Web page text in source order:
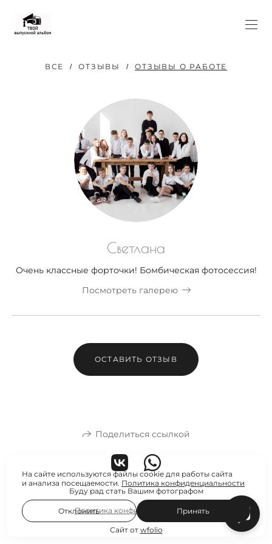
ВСЕ ОТЗЫВЫ ОТЗЫВЫ О РАБОТЕ
Светлана
Очень классные форточки! Бомбическая фотосессия!
Посмотреть галерею
ОСТАВИТЬ ОТЗЫВ
Поделиться ссылкой
Буду рад стать Вашим фотографом
Политика конфиденциальности
Сайт от wfolio
На сайте используются файлы cookie для работы сайта
и анализа посещаемости. Политика конфиденциальности
Отклонить Принять